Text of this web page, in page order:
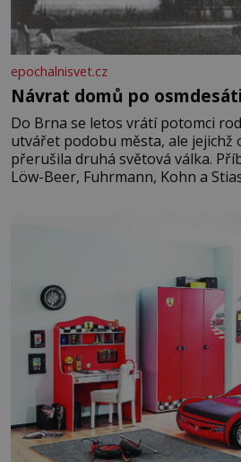
epochalnisvet.cz
Návrat domů po
Do Brna se letos vrátí potomci
utvářet podobu města, ale jejichž
přerušila druhá světová válka.
Löw-Beer, Fuhrmann, Kohn a
kultury ŠTETL FEST 2026.
jednoduché. Místa, která si